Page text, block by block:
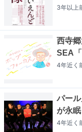
3年以上
西寺
SEA「
4年近く
パー
が永眠
4年近く